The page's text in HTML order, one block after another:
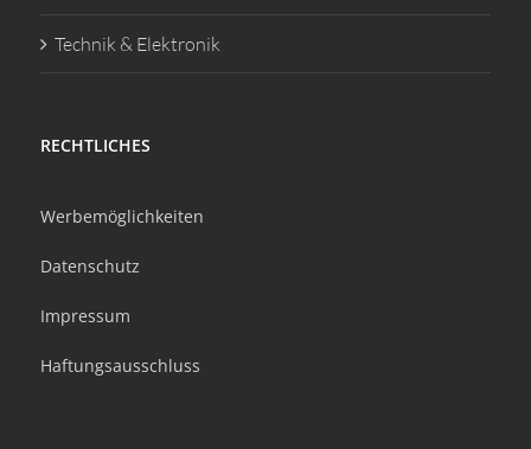
Technik & Elektronik
RECHTLICHES
Werbemöglichkeiten
Datenschutz
Impressum
Haftungsausschluss